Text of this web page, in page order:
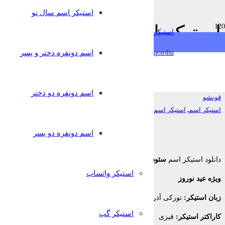
استیکرساز
qonshu@
استیکر اسم سال نو
اسم دونفره دختر و پسر
اسم دونفره دو دختر
اسم دونفره دو پسر
استیکر واتساپ
استیکر گپ
استیکر اسم سئودا ویژه
آذربایجانی برای تلگرام
قونشو
استیکر اسم, استیکر اسم سال نو
دانلود استیکر اسم سئودا
ویژه عید نوروز
زبان استیکر: تورکی آذربایجانی
کاراکتر استیکر: قیزی